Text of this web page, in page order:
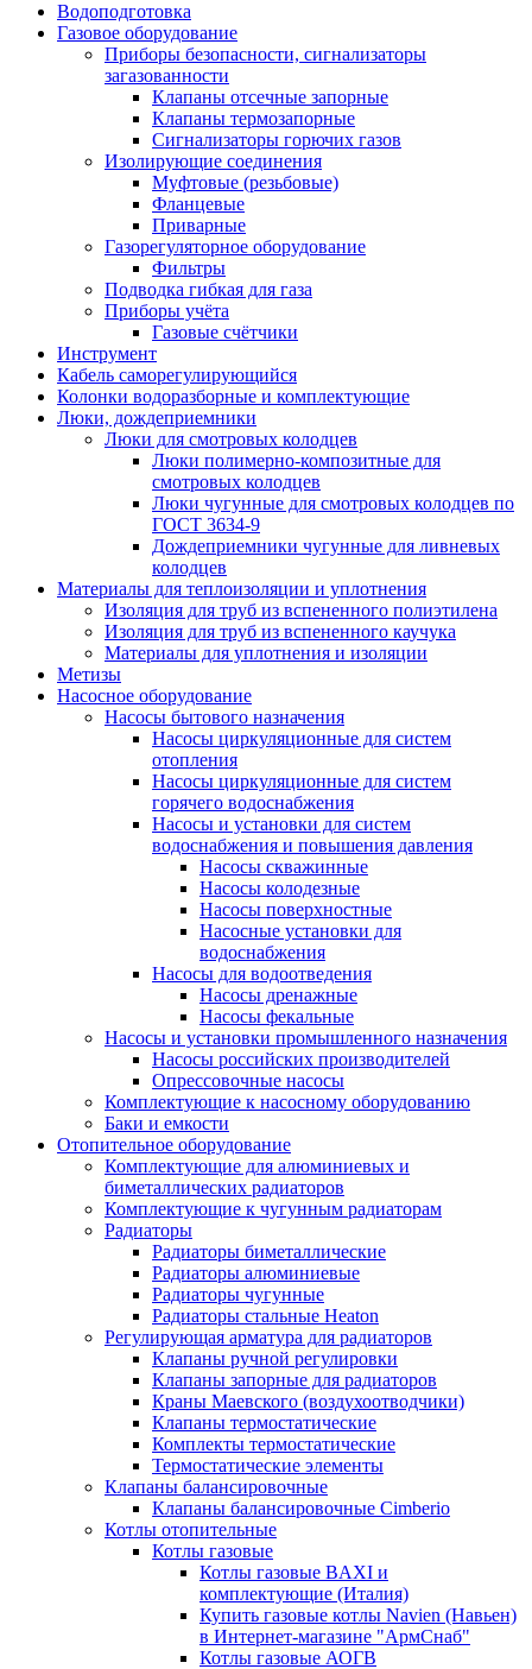
Водоподготовка
Газовое оборудование
Приборы безопасности, сигнализаторы
загазованности
Клапаны отсечные запорные
Клапаны термозапорные
Сигнализаторы горючих газов
Изолирующие соединения
Муфтовые (резьбовые)
Фланцевые
Приварные
Газорегуляторное оборудование
Фильтры
Подводка гибкая для газа
Приборы учёта
Газовые счётчики
Инструмент
Кабель саморегулирующийся
Колонки водоразборные и комплектующие
Люки, дождеприемники
Люки для смотровых колодцев
Люки полимерно-композитные для
смотровых колодцев
Люки чугунные для смотровых колодцев по
ГОСТ 3634-9
Дождеприемники чугунные для ливневых
колодцев
Материалы для теплоизоляции и уплотнения
Изоляция для труб из вспененного полиэтилена
Изоляция для труб из вспененного каучука
Материалы для уплотнения и изоляции
Метизы
Насосное оборудование
Насосы бытового назначения
Насосы циркуляционные для систем
отопления
Насосы циркуляционные для систем
горячего водоснабжения
Насосы и установки для систем
водоснабжения и повышения давления
Насосы скважинные
Насосы колодезные
Насосы поверхностные
Насосные установки для
водоснабжения
Насосы для водоотведения
Насосы дренажные
Насосы фекальные
Насосы и установки промышленного назначения
Насосы российских производителей
Опрессовочные насосы
Комплектующие к насосному оборудованию
Баки и емкости
Отопительное оборудование
Комплектующие для алюминиевых и
биметаллических радиаторов
Комплектующие к чугунным радиаторам
Радиаторы
Радиаторы биметаллические
Радиаторы алюминиевые
Радиаторы чугунные
Радиаторы стальные Heaton
Регулирующая арматура для радиаторов
Клапаны ручной регулировки
Клапаны запорные для радиаторов
Краны Маевского (воздухоотводчики)
Клапаны термостатические
Комплекты термостатические
Термостатические элементы
Клапаны балансировочные
Клапаны балансировочные Cimberio
Котлы отопительные
Котлы газовые
Котлы газовые BAXI и
комплектующие (Италия)
Купить газовые котлы Navien (Навьен)
в Интернет-магазине "АрмСнаб"
Котлы газовые АОГВ